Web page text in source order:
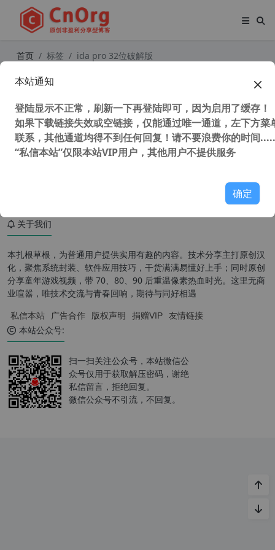
首页 标签 ida pro 32位破解版
关于我们
本扎根草根，为普通用户提供实用有趣的内容。技术分享主打原创汉
化，聚焦系统封装、软件应用技巧，干货满满易懂好上手；同时原创
分享童年游戏视频，带 70、80、90 后重温像素热血时光。这里无商
业喧嚣，唯技术交流与青春回响，期待与同好相遇
私信本站 广告合作 版权声明 捐赠VIP 友情链接
本站公众号:
扫一扫关注公众号，本站微信公
众号仅用于获取解压密码，谢绝
私信留言，拒绝回复。
微信公众号不引流，不回复。
本站通知
登陆显示不正常，刷新一下再登陆即可，因为启用了缓存！
如果下载链接失效或空链接，仅能通过唯一通道，左下方菜
联系，其他通道均得不到任何回复！请不要浪费你的时间
“私信本站”仅限本站VIP用户，其他用户不提供服务
确定